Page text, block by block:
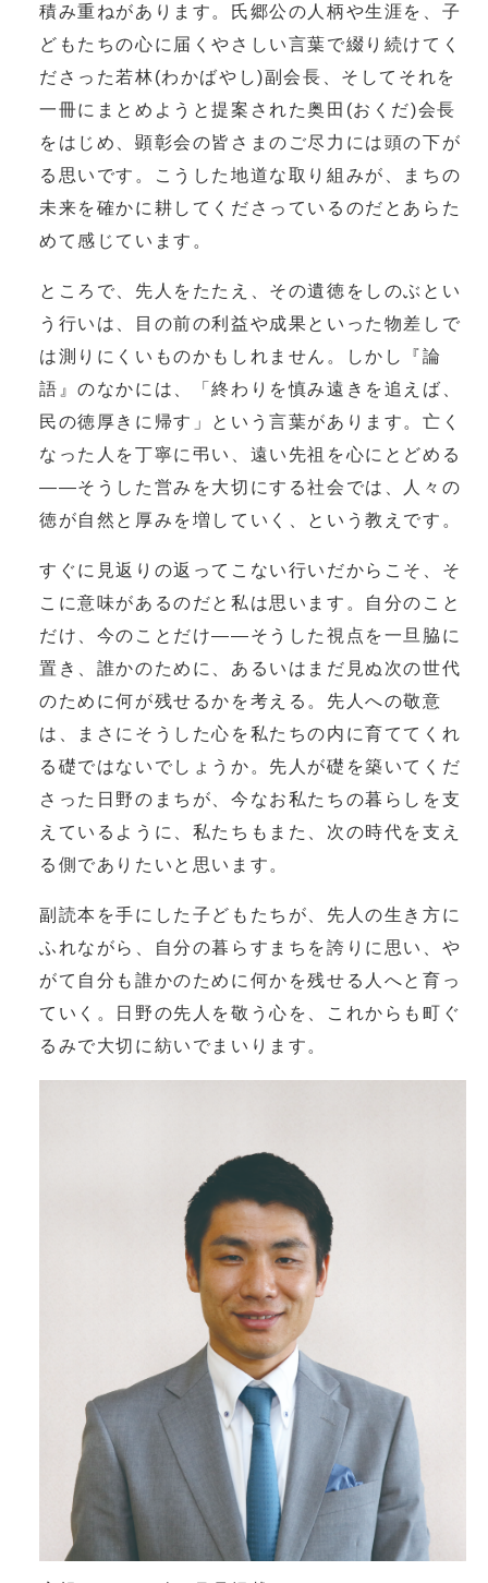
積み重ねがあります。氏郷公の人柄や生涯を、子
どもたちの心に届くやさしい言葉で綴り続けてく
ださった若林(わかばやし)副会長、そしてそれを
一冊にまとめようと提案された奥田(おくだ)会長
をはじめ、顕彰会の皆さまのご尽力には頭の下が
る思いです。こうした地道な取り組みが、まちの
未来を確かに耕してくださっているのだとあらた
めて感じています。
ところで、先人をたたえ、その遺徳をしのぶとい
う行いは、目の前の利益や成果といった物差しで
は測りにくいものかもしれません。しかし『論
語』のなかには、「終わりを慎み遠きを追えば、
民の徳厚きに帰す」という言葉があります。亡く
なった人を丁寧に弔い、遠い先祖を心にとどめる
――そうした営みを大切にする社会では、人々の
徳が自然と厚みを増していく、という教えです。
すぐに見返りの返ってこない行いだからこそ、そ
こに意味があるのだと私は思います。自分のこと
だけ、今のことだけ――そうした視点を一旦脇に
置き、誰かのために、あるいはまだ見ぬ次の世代
のために何が残せるかを考える。先人への敬意
は、まさにそうした心を私たちの内に育ててくれ
る礎ではないでしょうか。先人が礎を築いてくだ
さった日野のまちが、今なお私たちの暮らしを支
えているように、私たちもまた、次の時代を支え
る側でありたいと思います。
副読本を手にした子どもたちが、先人の生き方に
ふれながら、自分の暮らすまちを誇りに思い、や
がて自分も誰かのために何かを残せる人へと育っ
ていく。日野の先人を敬う心を、これからも町ぐ
るみで大切に紡いでまいります。